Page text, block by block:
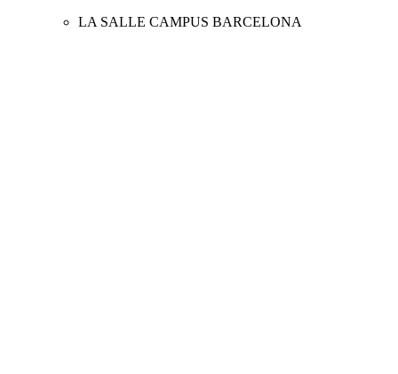
LA SALLE CAMPUS BARCELONA